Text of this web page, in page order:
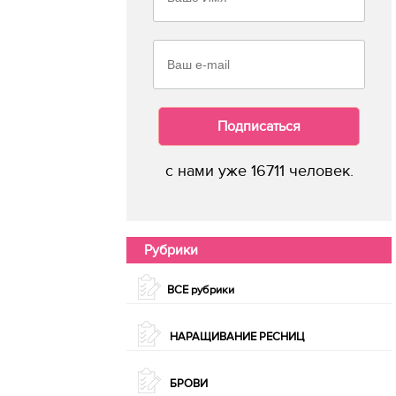
Подписаться
с нами уже 16711 человек.
Рубрики
ВСЕ рубрики
НАРАЩИВАНИЕ РЕСНИЦ
БРОВИ